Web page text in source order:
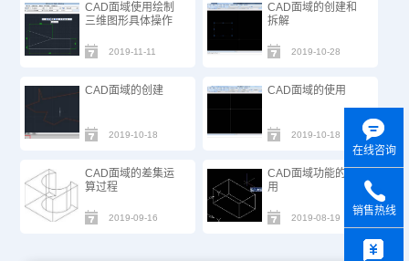
CAD面域使用绘制
三维图形具体操作
2019-11-11
CAD面域的创建和
拆解
2019-10-28
CAD面域的创建
2019-10-18
CAD面域的使用
2019-10-18
CAD面域的差集运
算过程
2019-09-16
CAD面域功能的作
用
2019-08-19
在线咨询
销售热线